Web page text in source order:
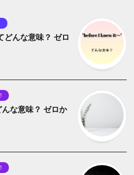
んな意味？ ゼロ
な意味？ ゼロか